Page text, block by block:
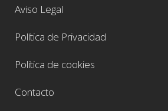
Aviso Legal
Política de Privacidad
Política de cookies
Contacto